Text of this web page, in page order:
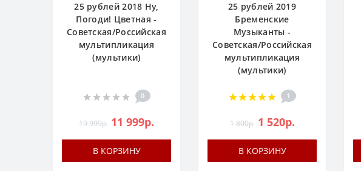
25 рублей 2018 Ну,
Погоди! Цветная -
Советская/Российская
мультипликация
(мультики)
0
19 999р. 11 999р.
В КОРЗИНУ
25 рублей 2019
Бременские
Музыканты -
Советская/Российская
мультипликация
(мультики)
1
1 800р. 1 520р.
В КОРЗИНУ